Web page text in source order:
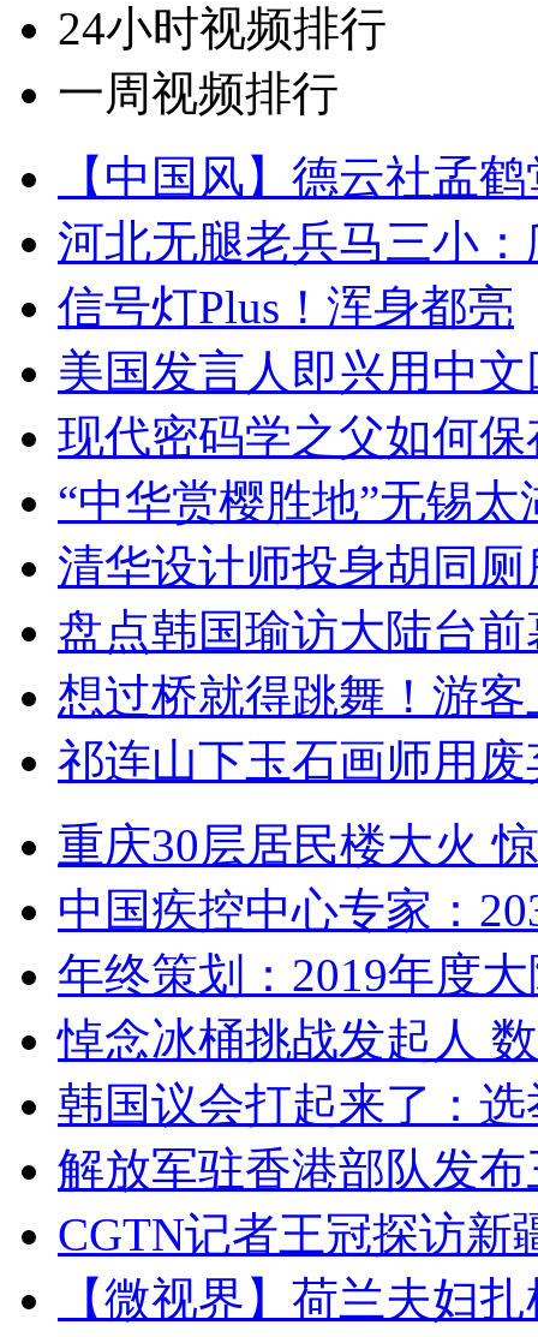
24小时视频排行
一周视频排行
【中国风】德云社孟
河北无腿老兵马三小
信号灯Plus！浑身都亮
美国发言人即兴用中
现代密码学之父如何
“中华赏樱胜地”无锡
清华设计师投身胡同
盘点韩国瑜访大陆台
想过桥就得跳舞！游客
祁连山下玉石画师用
重庆30层居民楼大火
中国疾控中心专家：
年终策划：2019年度
悼念冰桶挑战发起人
韩国议会打起来了：
解放军驻香港部队发
CGTN记者王冠探访新
【微视界】荷兰夫妇